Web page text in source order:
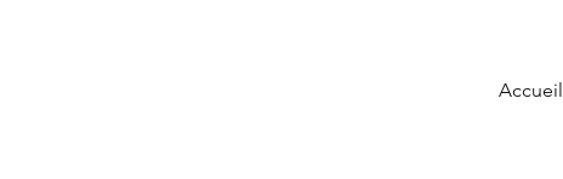
Accueil